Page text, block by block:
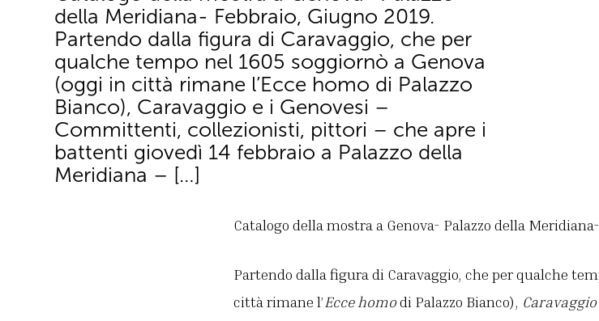
della Meridiana- Febbraio, Giugno 2019.
Partendo dalla figura di Caravaggio, che per
qualche tempo nel 1605 soggiornò a Genova
(oggi in città rimane l’Ecce homo di Palazzo
Bianco), Caravaggio e i Genovesi –
Committenti, collezionisti, pittori – che apre i
battenti giovedì 14 febbraio a Palazzo della
Meridiana – […]
Catalogo della mostra a Genova- Palazzo della
Partendo dalla figura di Caravaggio, che per qualche
città rimane l’Ecce homodi Palazzo Bianco),